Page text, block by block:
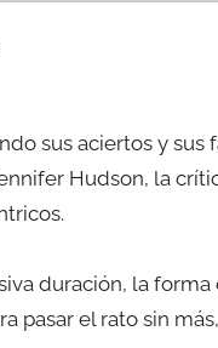
sus aciertos y
Hudson, la
duración, la
pasar el rato sin